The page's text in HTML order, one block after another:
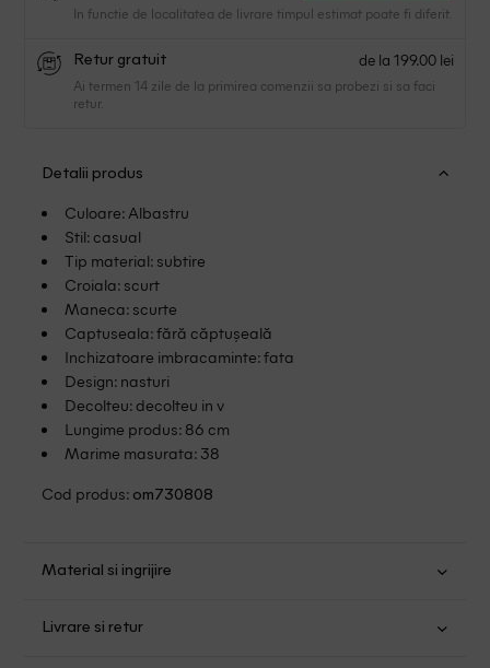
In functie de localitatea de livrare timpul estimat poate fi diferit.
Retur gratuit de la 199.00 lei
Ai termen 14 zile de la primirea comenzii sa probezi si sa faci
retur.
Detalii produs
Culoare: Albastru
Stil: casual
Tip material: subtire
Croiala: scurt
Maneca: scurte
Captuseala: fără căptușeală
Inchizatoare imbracaminte: fata
Design: nasturi
Decolteu: decolteu in v
Lungime produs: 86 cm
Marime masurata: 38
Cod produs: om730808
Material si ingrijire
Livrare si retur